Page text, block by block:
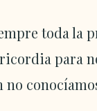
toda la
para